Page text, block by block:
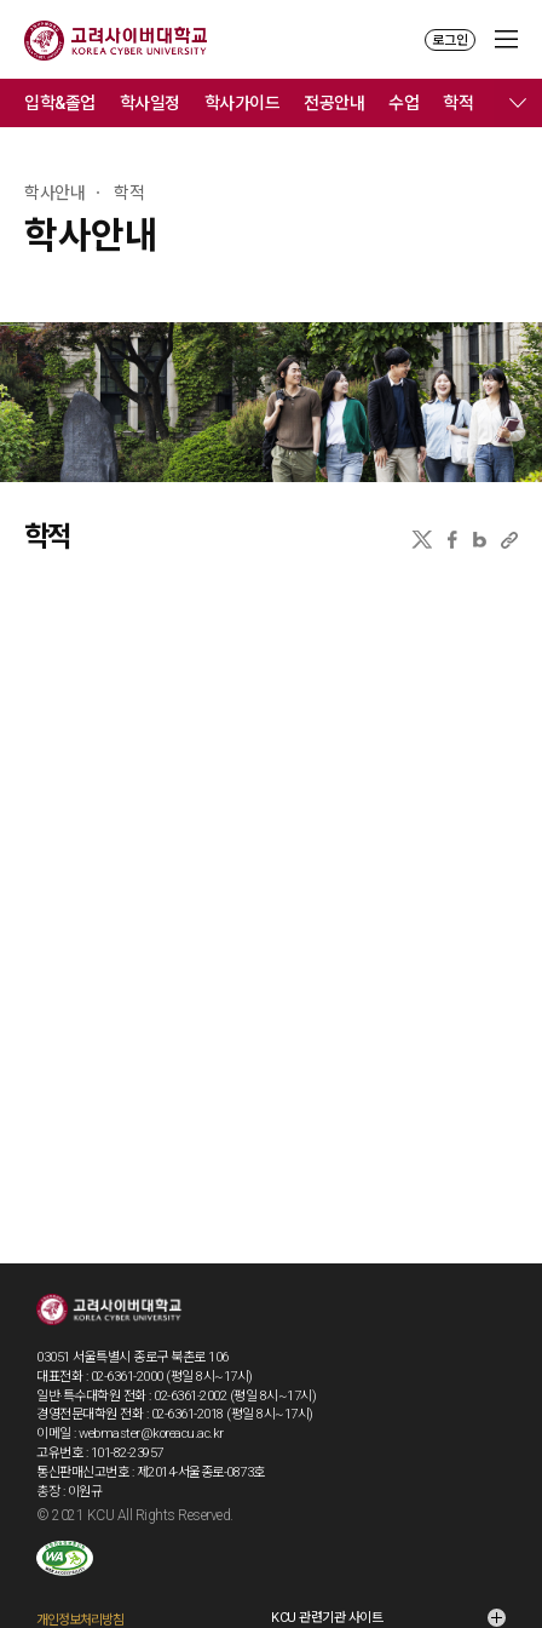
로그인
학사안내
학사안내 학적
입학&졸업 학사일정 학사가이드 전공안내 수업 학적 졸업
학적
03051 서울특별시 종로구 북촌로 106
대표전화 : 02-6361-2000 (평일 8시~17시)
일반·특수대학원 전화 : 02-6361-2002 (평일 8시~17시)
경영전문대학원 전화 : 02-6361-2018 (평일 8시~17시)
이메일 : webmaster@koreacu.ac.kr
고유번호 : 101-82-23957
통신판매신고번호 : 제2014-서울종로-0873호
총장 : 이원규
© 2021 KCU All Rights Reserved.
개인정보처리방침 KCU 관련기관 사이트